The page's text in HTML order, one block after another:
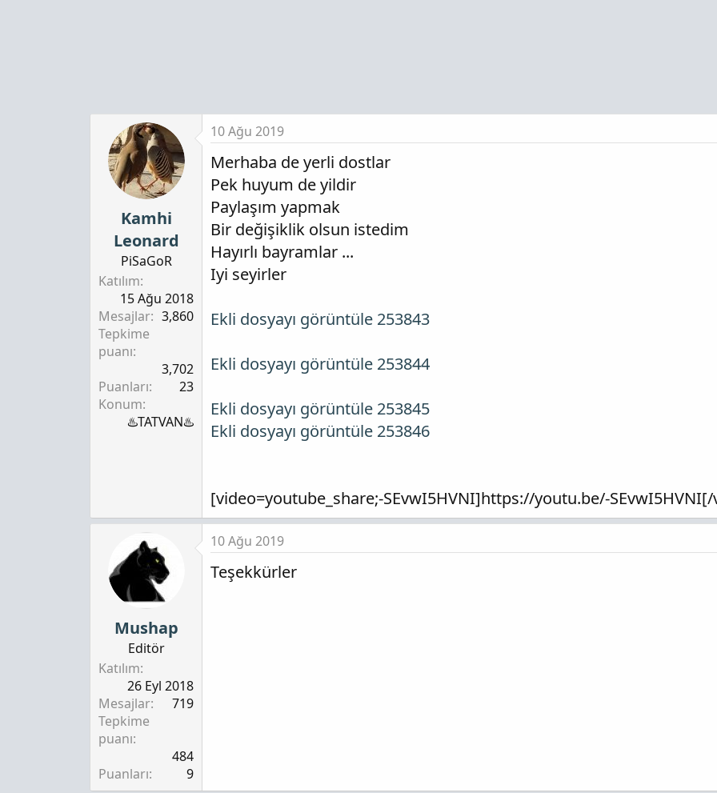
Kamhi
Leonard
PiSaGoR
Katılım
15 Ağu 2018
Mesajlar
3,860
Tepkime
puanı
3,702
Puanları
23
Konum
♨️TATVAN♨️
10 Ağu 2019
Merhaba de yerli dostlar
Pek huyum de yildir
Paylaşım yapmak
Bir değişiklik olsun istedim
Hayırlı bayramlar ...
Iyi seyirler
Ekli dosyayı görüntüle 253843
Ekli dosyayı görüntüle 253844
Ekli dosyayı görüntüle 253845
Ekli dosyayı görüntüle 253846
[video=youtube_share;-SEvwI5HVNI]https://youtu.be/-
Mushap
Editör
Katılım
26 Eyl 2018
Mesajlar
719
Tepkime
puanı
484
Puanları
9
10 Ağu 2019
Teşekkürler